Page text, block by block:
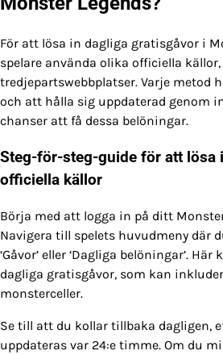
För att lösa in dagliga gratisgåvor i
spelare använda olika officiella
tredjepartswebbplatser. Varje metod
och att hålla sig uppdaterad genom
chanser att få dessa belöningar.
Steg-för-steg-guide för att lösa
officiella källor
Börja med att logga in på ditt
Navigera till spelets huvudmeny där
‘Gåvor’ eller ‘Dagliga belöningar’.
dagliga gratisgåvor, som kan
monsterceller.
Se till att du kollar tillbaka dagligen,
uppdateras var 24:e timme. Om du